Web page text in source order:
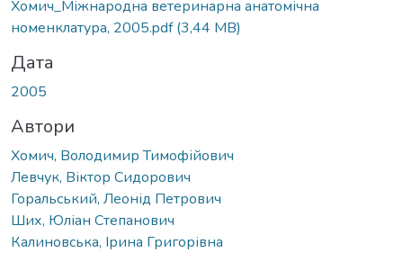
Хомич_Міжнародна ветеринарна анатомічна
номенклатура, 2005.pdf(3,44 MB)
Дата
2005
Автори
Хомич, Володимир Тимофійович
Левчук, Віктор Сидорович
Горальський, Леонід Петрович
Ших, Юліан Степанович
Калиновська, Ірина Григорівна